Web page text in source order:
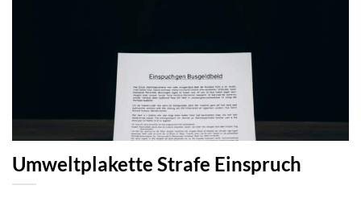
Umweltplakette Strafe Einspruch